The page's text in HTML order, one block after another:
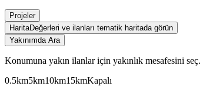
Projeler
HaritaDeğerleri ve ilanları tematik haritada görün
Yakınımda Ara
Konumuna yakın ilanlar için yakınlık mesafesini seç.
0.5km5km10km15kmKapalı